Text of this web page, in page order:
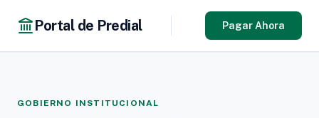
Portal de Predial Pagar Ahora
GOBIERNO INSTITUCIONAL